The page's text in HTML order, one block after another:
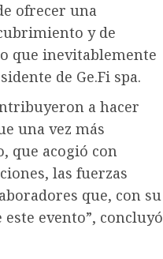
ofrecer una
y de
que inevitablemente
de Ge.Fi spa.
a hacer
una vez más
que acogió con
las fuerzas
que, con su
evento”, concluyó